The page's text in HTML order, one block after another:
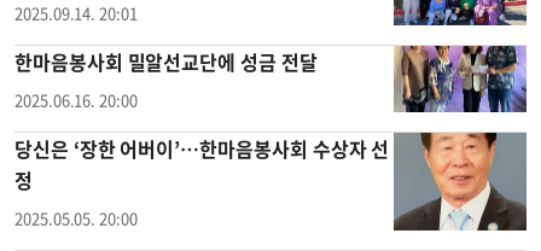
2025.09.14. 20:01
한마음봉사회 밀알선교단에 성금 전달
2025.06.16. 20:00
당신은 ‘장한 어버이’…한마음봉사회 수상자 선
정
2025.05.05. 20:00